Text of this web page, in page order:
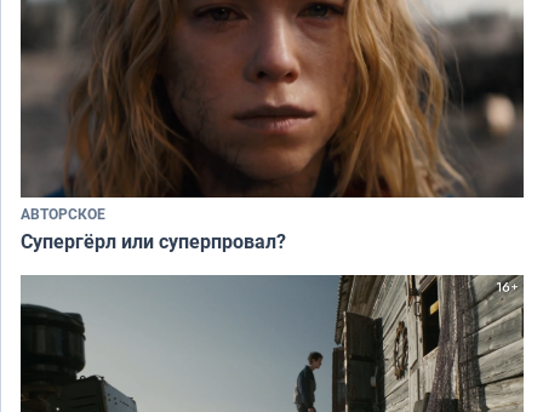
АВТОРСКОЕ
Супергёрл или суперпровал?